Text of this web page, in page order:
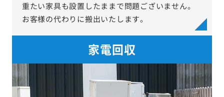
重たい家具も設置したままで問題ございません。
お客様の代わりに搬出いたします。
家電回収